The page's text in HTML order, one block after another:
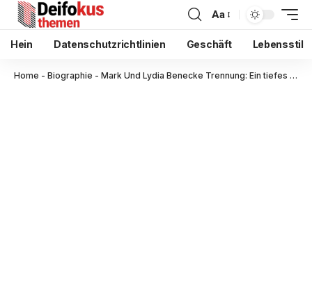
Aa
Hein Datenschutzrichtlinien Geschäft Lebensstil
Home - Biographie - Mark Und Lydia Benecke Trennung: Ein tiefes Porträt zweier außergewöhnlicher Persönlichkeiten und ihres getrennten Weges